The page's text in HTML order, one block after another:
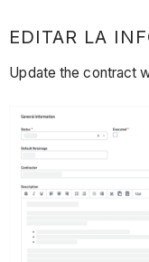
EDITAR LA
Update the contract